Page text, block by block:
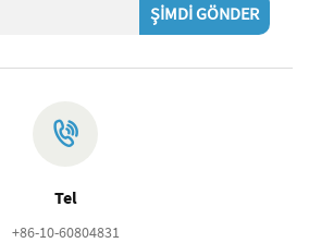
ŞİMDİ GÖNDER
Tel
+86-10-60804831